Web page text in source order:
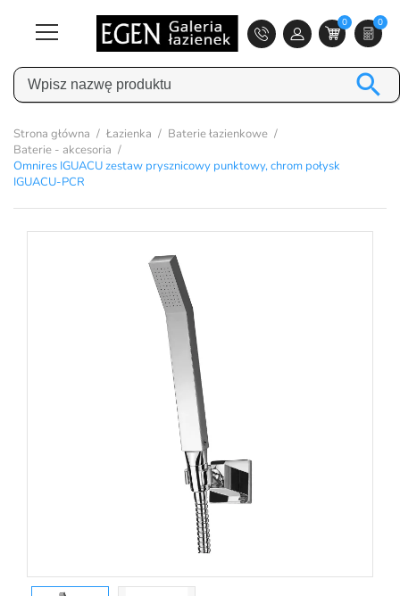
0 0

Strona główna Łazienka
Baterie łazienkowe
Baterie - akcesoria
Omnires IGUACU zestaw prysznicowy punktowy, chrom połysk
IGUACU-PCR